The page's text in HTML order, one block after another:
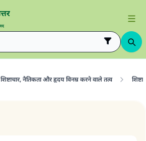
शिष्टाचार, नैतिकता और हृदय विनम्र करने वाले तत्व